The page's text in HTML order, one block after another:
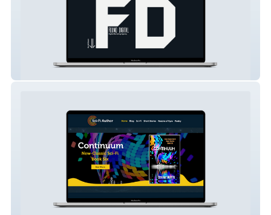
Found Digital Marketing
Sci-Fi Author